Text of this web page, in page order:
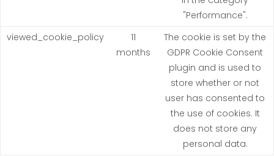
"Performance".
viewed_cookie_policy
11
months
The cookie is set by the
GDPR Cookie Consent
plugin and is used to
store whether or not
user has consented to
the use of cookies. It
does not store any
personal data.